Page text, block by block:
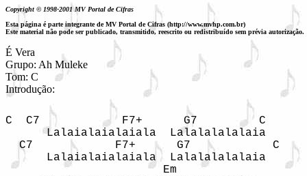
Copyright © 1998-2001 MV Portal de Cifras
Esta página é parte integrante de MV Portal de Cifras (http://www.mvhp.com.br)
Este material não pode ser publicado, transmitido, reescrito ou redistribuído sem prévia autorização.
É Vera
Grupo: Ah Muleke
Tom: C
Introdução:
C  C7            F7+      G7         C
      Lalaialaialaiala  Lalalalalalaia
  C7            F7+      G7            C
      Lalaialaialaiala  Lalalalalalaia
Em